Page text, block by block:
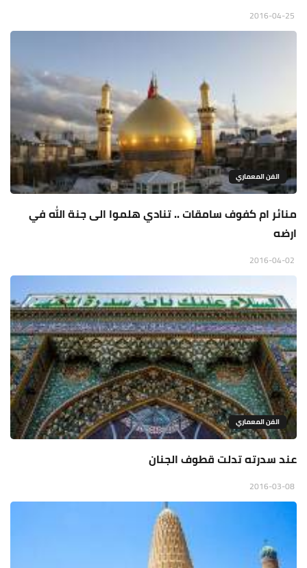
الفن المعماري
منائر ام كفوف سامقات .. تنادي هلموا الى جنة الله في
ارضه
الفن المعماري
عند سدرته تدلت قطوف الجنان